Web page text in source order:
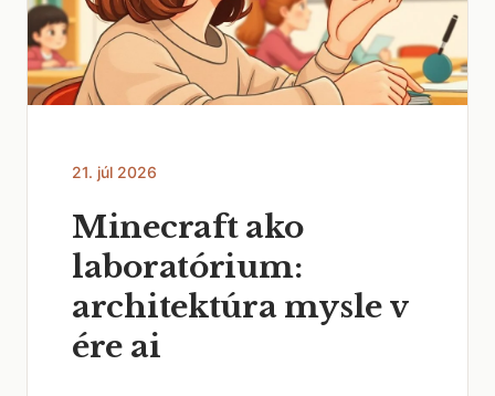
21. júl 2026
Minecraft ako
laboratórium:
architektúra mysle v
ére ai